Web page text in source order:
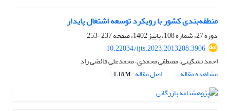
منطقه‌بندی کشور با رویکرد توسعه اشتغال پایدار
دوره 27، شماره 108، پاییز 1402، صفحه
237-253
10.22034/ijts.2023.2013208.3906
احمد تشکینی، مصطفی محمدی، محمدعلی فائضی راد
مشاهده مقاله
اصل مقاله 1.18 M